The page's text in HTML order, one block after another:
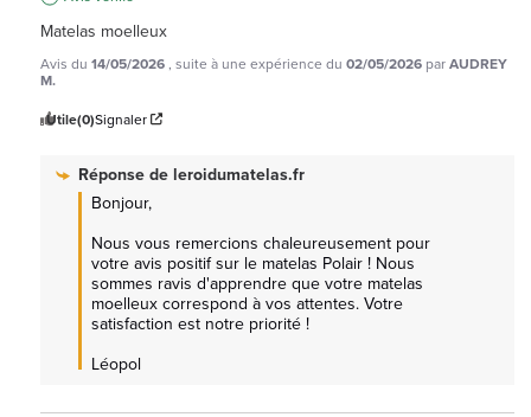
Matelas moelleux
Avis du 14/05/2026, suite à une expérience du 02/05/2026 parAUDREY
M.
Utile(0)Signaler
Réponse deleroidumatelas.fr
Bonjour,
Nous vous remercions chaleureusement pour
votre avis positif sur le matelas Polair ! Nous
sommes ravis d'apprendre que votre matelas
moelleux correspond à vos attentes. Votre
satisfaction est notre priorité !
Léopol